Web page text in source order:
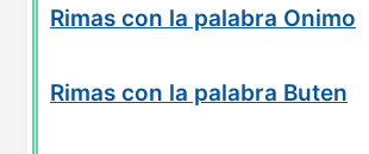
Rimas con la palabra Onimo
Rimas con la palabra Buten